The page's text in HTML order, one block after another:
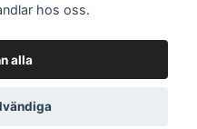
Svunna tiders belysning
hos oss.
alla